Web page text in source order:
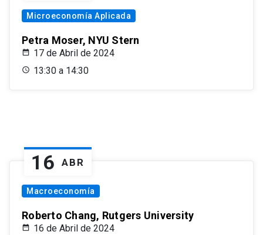
Microeconomía Aplicada
Petra Moser, NYU Stern
17 de Abril de 2024
13:30 a 14:30
16 ABR
Macroeconomía
Roberto Chang, Rutgers University
16 de Abril de 2024